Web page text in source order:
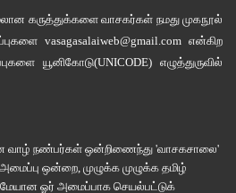
கருத்துக்களை வாசகர்கள் நமது முகநூல்
vasagasalaiweb@gmail.com என்கிற
யூனிகோடு(UNICODE)எழுத்துருவில்
வாழ் நண்பர்கள் ஒன்றிணைந்து 'வாசகசாலை'
ஒன்றை, முழுக்க முழுக்க தமிழ்
ஓர் அமைப்பாக செயல்பட்டுக்